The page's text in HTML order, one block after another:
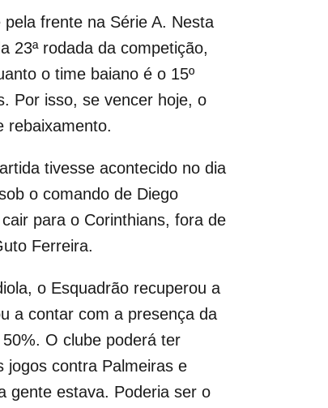
frente na Série A. Nesta
23ª rodada da competição,
o time baiano é o 15º
Por isso, se vencer hoje, o
rebaixamento.
tivesse acontecido no dia
o comando de Diego
para o Corinthians, fora de
Ferreira.
o Esquadrão recuperou a
a contar com a presença da
O clube poderá ter
jogos contra Palmeiras e
gente estava. Poderia ser o